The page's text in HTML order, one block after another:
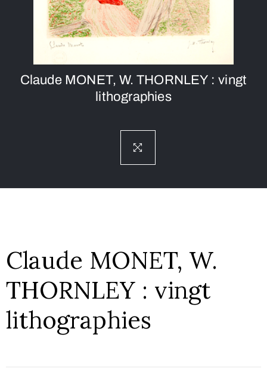
Claude MONET, W. THORNLEY : vingt
lithographies
Claude MONET, W.
THORNLEY : vingt
lithographies